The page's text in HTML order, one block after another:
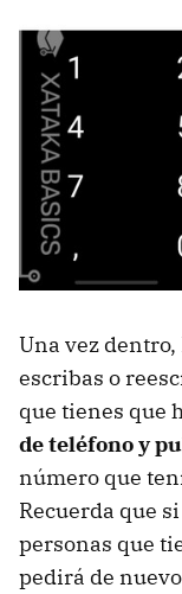
Una vez
escribas o
que tienes que
de teléfono y
número que
Recuerda que
personas que
pedirá de